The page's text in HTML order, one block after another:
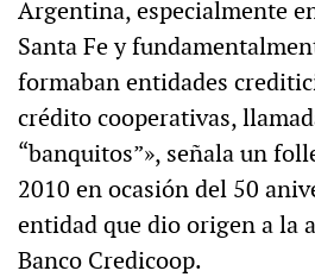
Argentina, especialmente
Santa Fe y
formaban entidades
crédito cooperativas,
“banquitos”», señala un
2010 en ocasión del 50
entidad que dio origen a la
Banco Credicoop.